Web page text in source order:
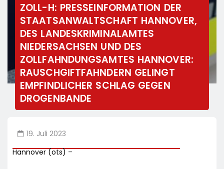
ZOLL-H: PRESSEINFORMATION DER
STAATSANWALTSCHAFT HANNOVER,
DES LANDESKRIMINALAMTES
NIEDERSACHSEN UND DES
ZOLLFAHNDUNGSAMTES HANNOVER:
RAUSCHGIFTFAHNDERN GELINGT
EMPFINDLICHER SCHLAG GEGEN
DROGENBANDE
19. Juli 2023
Hannover (ots) –